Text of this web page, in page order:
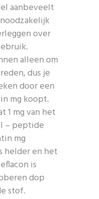
aanbeveelt
over
alleen om
dus je
door een
mg koopt.
1 mg van het
– peptide
mg
en het
is
dop
stof.